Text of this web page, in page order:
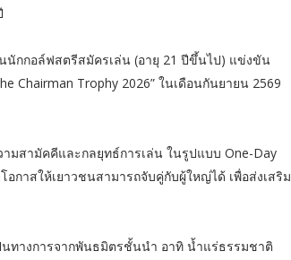
นักกอล์ฟสตรีสมัครเล่น (อายุ 21 ปีขึ้นไป) แข่งขัน
Chairman Trophy 2026” ในเดือนกันยายน 2569
ามสามัคคีและกลยุทธ์การเล่น ในรูปแบบ One-Day
กาสให้เยาวชนสามารถจับคู่กับผู้ใหญ่ได้ เพื่อส่งเสริม
ทางการจากพันธมิตรชั้นนำ อาทิ น้ำแร่ธรรมชาติ